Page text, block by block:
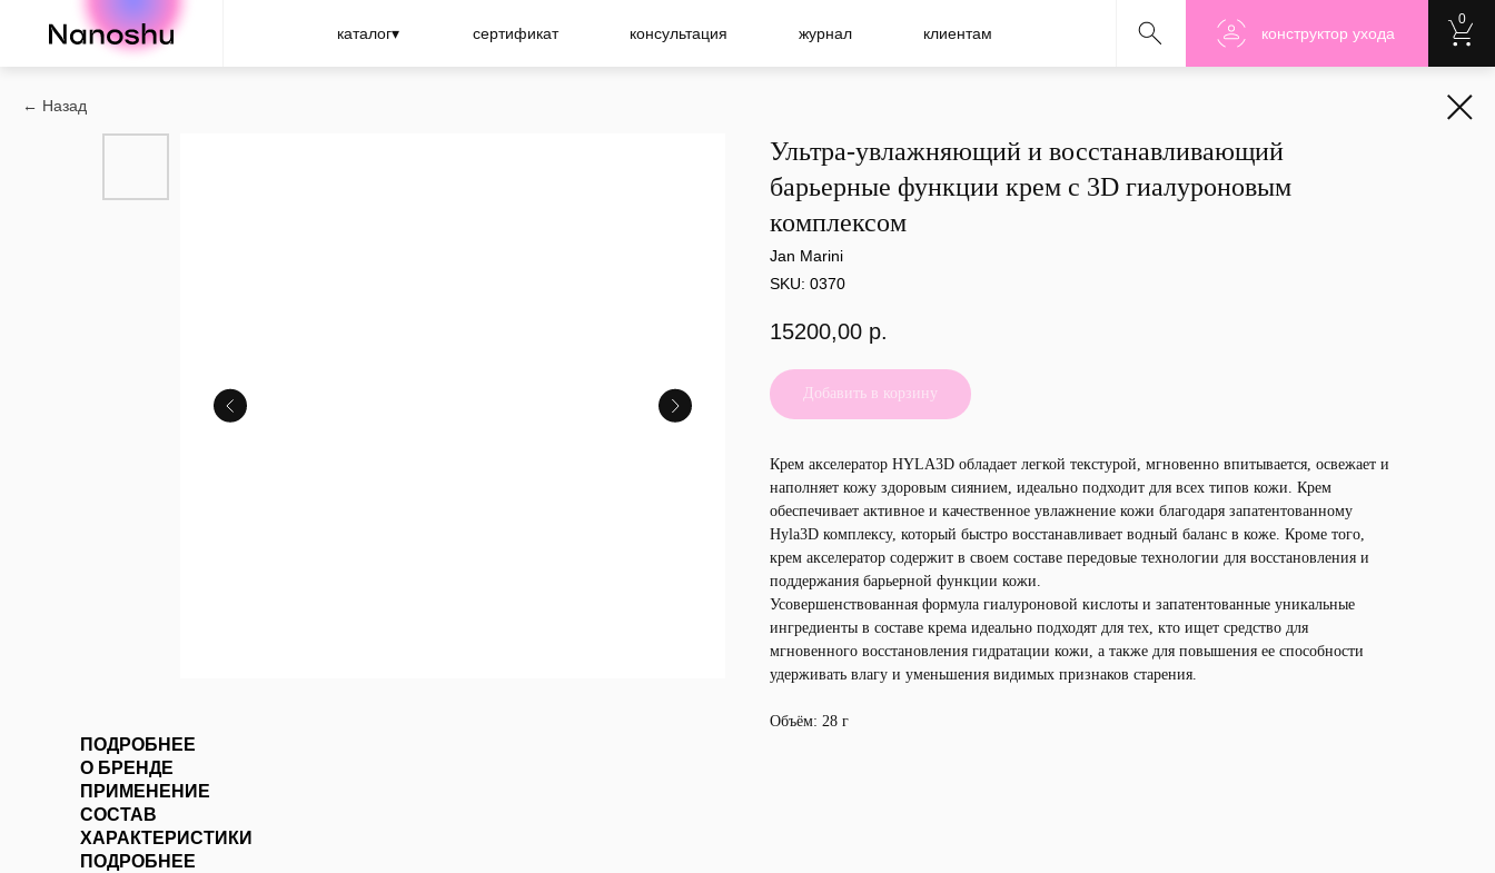
Nanoshu Nanoshu
Nanoshu
каталог▾ сертификат консультация журнал клиентам
0
конструктор ухода
Назад
Ультра-увлажняющий и восстанавливающий
барьерные функции крем с 3D гиалуроновым
комплексом
Jan Marini
SKU: 0370
15200,00 р.
Добавить в корзину
Крем акселератор HYLA3D обладает легкой текстурой, мгновенно впитывается, освежает и
наполняет кожу здоровым сиянием, идеально подходит для всех типов кожи. Крем
обеспечивает активное и качественное увлажнение кожи благодаря запатентованному
Hyla3D комплексу, который быстро восстанавливает водный баланс в коже. Кроме того,
крем акселератор содержит в своем составе передовые технологии для восстановления и
поддержания барьерной функции кожи.
Усовершенствованная формула гиалуроновой кислоты и запатентованные уникальные
ингредиенты в составе крема идеально подходят для тех, кто ищет средство для
мгновенного восстановления гидратации кожи, а также для повышения ее способности
удерживать влагу и уменьшения видимых признаков старения.
Объём: 28 г
ПОДРОБНЕЕ
О БРЕНДЕ
ПРИМЕНЕНИЕ
СОСТАВ
ХАРАКТЕРИСТИКИ
ПОДРОБНЕЕ